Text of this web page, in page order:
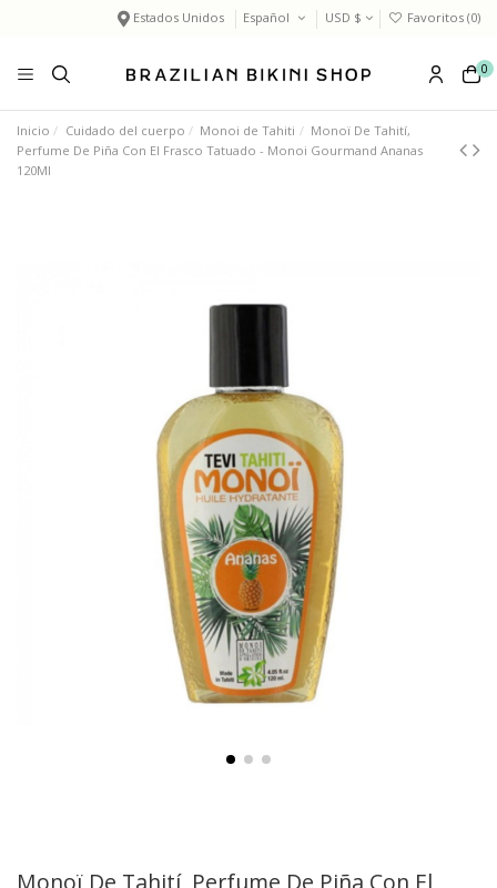
Estados Unidos Español USD $ Favoritos (0)
0
Inicio Cuidado del cuerpo Monoi de Tahiti
Monoï De Tahití,
Perfume De Piña Con El Frasco Tatuado - Monoi Gourmand Ananas
120Ml
Monoï De Tahití, Perfume De Piña Con El